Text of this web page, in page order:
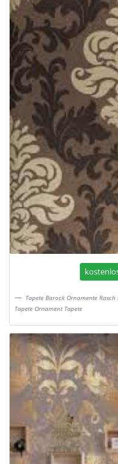
Tapete Barock Ornamente
Tapete Ornament Tapete